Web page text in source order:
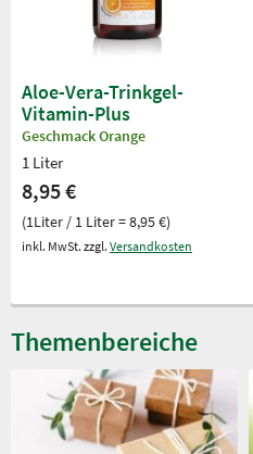
Aloe-Vera-Trinkgel-
Vitamin-Plus
Geschmack Orange
1 Liter
8,95 €
(1Liter / 1 Liter = 8,95 €)
inkl. MwSt. zzgl. Versandkosten
Themenbereiche